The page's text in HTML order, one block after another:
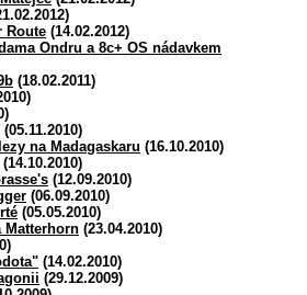
Route (14.02.2012)
Ondru a 8c+ OS nádavkem
(18.02.2011)
(05.11.2010)
na Madagaskaru (16.10.2010)
(14.10.2010)
(12.09.2010)
(06.09.2010)
(05.05.2010)
Matterhorn (23.04.2010)
(14.02.2010)
(29.12.2009)